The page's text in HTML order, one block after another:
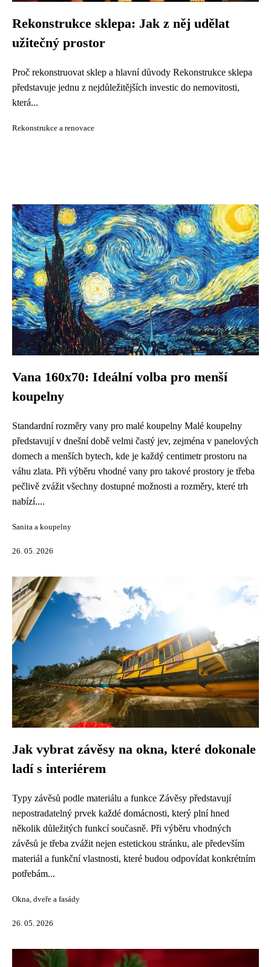
Rekonstrukce sklepa: Jak z něj udělat
užitečný prostor
Proč rekonstruovat sklep a hlavní důvody Rekonstrukce sklepa
představuje jednu z nejdůležitějších investic do nemovitosti,
která...
Rekonstrukce a renovace
Vana 160x70: Ideální volba pro menší
koupelny
Standardní rozměry vany pro malé koupelny Malé koupelny
představují v dnešní době velmi častý jev, zejména v panelových
domech a menších bytech, kde je každý centimetr prostoru na
váhu zlata. Při výběru vhodné vany pro takové prostory je třeba
pečlivě zvážit všechny dostupné možnosti a rozměry, které trh
nabízí....
Sanita a koupelny
26. 05. 2026
Jak vybrat závěsy na okna, které dokonale
ladí s interiérem
Typy závěsů podle materiálu a funkce Závěsy představují
nepostradatelný prvek každé domácnosti, který plní hned
několik důležitých funkcí současně. Při výběru vhodných
závěsů je třeba zvážit nejen estetickou stránku, ale především
materiál a funkční vlastnosti, které budou odpovídat konkrétním
potřebám...
Okna, dveře a fasády
26. 05. 2026